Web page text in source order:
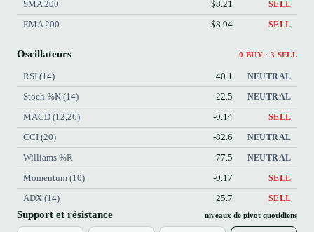
SMA 200 $8.21 SELL
EMA 200 $8.94 SELL
Oscillateurs 0 BUY · 3 SELL
RSI (14) 40.1 NEUTRAL
Stoch %K (14) 22.5 NEUTRAL
MACD (12,26) -0.14 SELL
CCI (20) -82.6 NEUTRAL
Williams %R -77.5 NEUTRAL
Momentum (10) -0.17 SELL
ADX (14) 25.7 SELL
Support et résistance niveaux de pivot quotidiens